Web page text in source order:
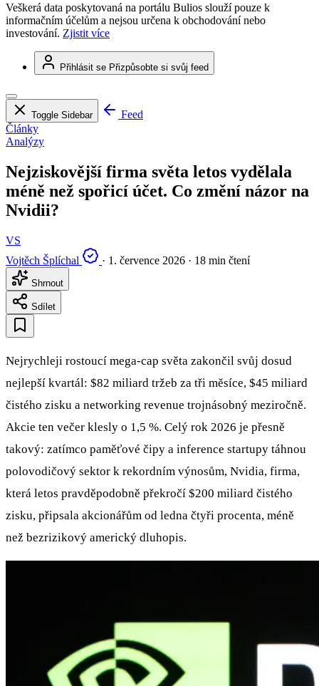
Veškerá data poskytovaná na portálu Bulios slouží pouze k
informačním účelům a nejsou určena k obchodování nebo
investování. Zjistit více
Přihlásit se Přizpůsobte si svůj feed
Toggle Sidebar
Feed
Články
Analýzy
Nejziskovější firma světa letos vydělala
méně než spořicí účet. Co změní názor na
Nvidii?
VS
Vojtěch Šplíchal
· 1. července 2026 · 18 min čtení
Shrnout
Sdílet
Nejrychleji rostoucí mega-cap světa zakončil svůj dosud
nejlepší kvartál: $82 miliard tržeb za tři měsíce, $45 miliard
čistého zisku a networking revenue trojnásobný meziročně.
Akcie ten večer klesly o 1,5 %. Celý rok 2026 je přesně
takový: zatímco paměťové čipy a inference startupy táhnou
polovodičový sektor k rekordním výnosům, Nvidia, firma,
která letos pravděpodobně překročí $200 miliard čistého
zisku, připsala akcionářům od ledna čtyři procenta, méně
než bezrizikový americký dluhopis.